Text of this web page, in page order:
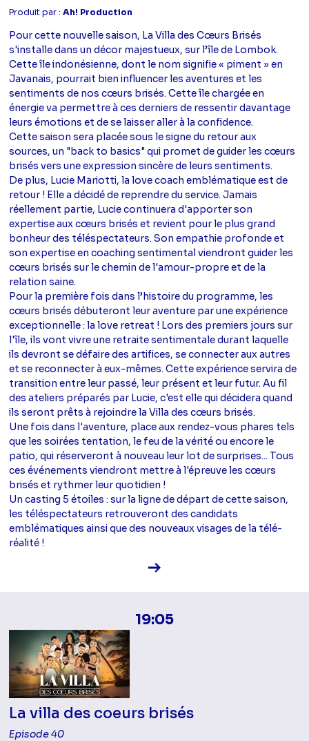
Produit par :Ah! Production
Pour cette nouvelle saison, La Villa des Cœurs Brisés
s'installe dans un décor majestueux, sur l’île de Lombok.
Cette île indonésienne, dont le nom signifie « piment » en
Javanais, pourrait bien influencer les aventures et les
sentiments de nos cœurs brisés. Cette île chargée en
énergie va permettre à ces derniers de ressentir davantage
leurs émotions et de se laisser aller à la confidence.
Cette saison sera placée sous le signe du retour aux
sources, un "back to basics" qui promet de guider les cœurs
brisés vers une expression sincère de leurs sentiments.
De plus, Lucie Mariotti, la love coach emblématique est de
retour ! Elle a décidé de reprendre du service. Jamais
réellement partie, Lucie continuera d'apporter son
expertise aux cœurs brisés et revient pour le plus grand
bonheur des téléspectateurs. Son empathie profonde et
son expertise en coaching sentimental viendront guider les
cœurs brisés sur le chemin de l'amour-propre et de la
relation saine.
Pour la première fois dans l’histoire du programme, les
cœurs brisés débuteront leur aventure par une expérience
exceptionnelle : la love retreat ! Lors des premiers jours sur
l'île, ils vont vivre une retraite sentimentale durant laquelle
ils devront se défaire des artifices, se connecter aux autres
et se reconnecter à eux-mêmes. Cette expérience servira de
transition entre leur passé, leur présent et leur futur. Au fil
des ateliers préparés par Lucie, c'est elle qui décidera quand
ils seront prêts à rejoindre la Villa des cœurs brisés.
Une fois dans l'aventure, place aux rendez-vous phares tels
que les soirées tentation, le feu de la vérité ou encore le
patio, qui réserveront à nouveau leur lot de surprises... Tous
ces événements viendront mettre à l'épreuve les cœurs
brisés et rythmer leur quotidien !
Un casting 5 étoiles : sur la ligne de départ de cette saison,
les téléspectateurs retrouveront des candidats
emblématiques ainsi que des nouveaux visages de la télé-
réalité !
Voir la fiche diffusion
19:05
La villa des coeurs brisés
Episode 40